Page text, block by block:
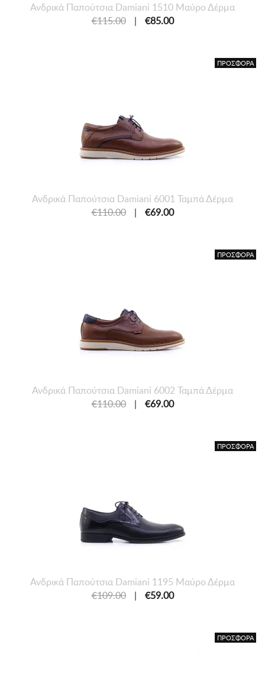
Ανδρικά Παπούτσια Damiani 1510 Μαύρο Δέρμα
€115.00
| €85.00
ΠΡΟΣΦΟΡΑ
Ανδρικά Παπούτσια Damiani 6001 Ταμπά Δέρμα
€110.00
| €69.00
ΠΡΟΣΦΟΡΑ
Ανδρικά Παπούτσια Damiani 6002 Ταμπά Δέρμα
€110.00
| €69.00
ΠΡΟΣΦΟΡΑ
Ανδρικά Παπούτσια Damiani 1195 Μαύρο Δέρμα
€109.00
| €59.00
ΠΡΟΣΦΟΡΑ